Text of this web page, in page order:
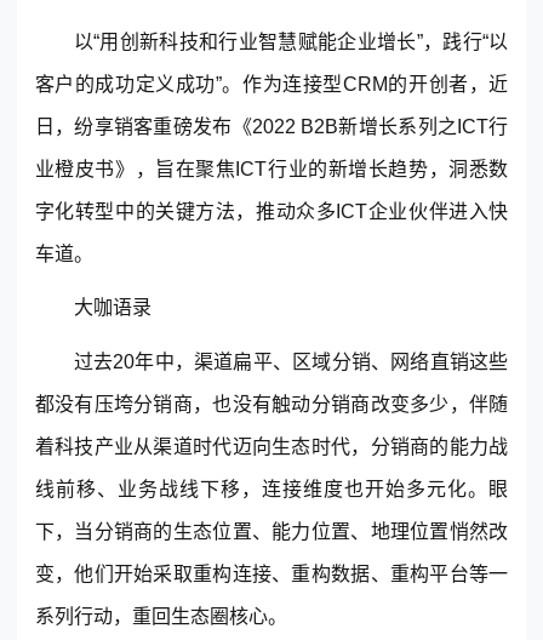
以“用创新科技和行业智慧赋能企业增长”，践行“以
客户的成功定义成功”。作为连接型CRM的开创者，近
日，纷享销客重磅发布《2022 B2B新增长系列之ICT行
业橙皮书》，旨在聚焦ICT行业的新增长趋势，洞悉数
字化转型中的关键方法，推动众多ICT企业伙伴进入快
车道。
大咖语录
过去20年中，渠道扁平、区域分销、网络直销这些
都没有压垮分销商，也没有触动分销商改变多少，伴随
着科技产业从渠道时代迈向生态时代，分销商的能力战
线前移、业务战线下移，连接维度也开始多元化。眼
下，当分销商的生态位置、能力位置、地理位置悄然改
变，他们开始采取重构连接、重构数据、重构平台等一
系列行动，重回生态圈核心。